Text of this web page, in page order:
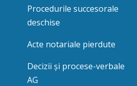
Procedurile succesorale
deschise
Acte notariale pierdute
Decizii și procese-verbale
AG